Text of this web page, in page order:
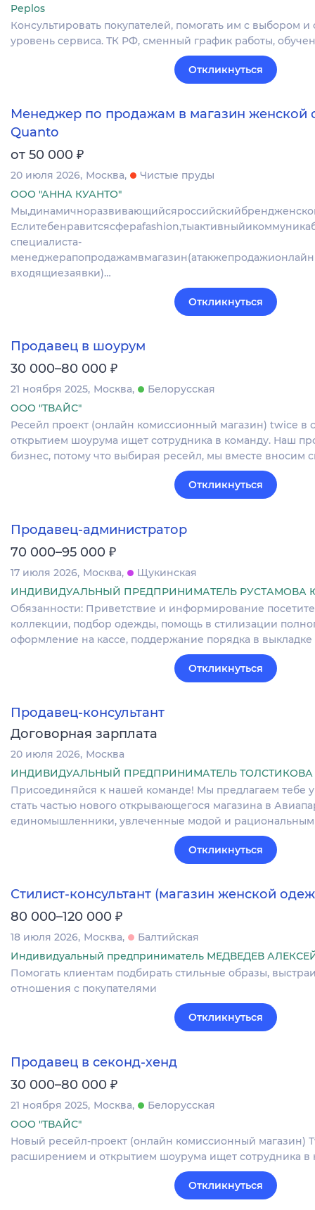
Peplos
Консультировать покупателей, помогать им с выбором
уровень сервиса. ТК РФ, сменный график работы,
Откликнуться
Менеджер по продажам в магазин женской
Quanto
от 50 000 ₽
20 июля 2026 Москва
Чистые пруды
ООО "АННА КУАНТО"
специалиста-
входящиезаявки)…
Откликнуться
Продавец в шоурум
30 000–80 000 ₽
21 ноября 2025 Москва
Белорусская
ООО "ТВАЙС"
Ресейл проект (онлайн комиссионный магазин) twice в
открытием шоурума ищет сотрудника в команду. Наш
бизнес, потому что выбирая ресейл, мы вместе вносим
Откликнуться
Продавец-администратор
70 000–95 000 ₽
17 июля 2026 Москва
Щукинская
ИНДИВИДУАЛЬНЫЙ ПРЕДПРИНИМАТЕЛЬ РУСТАМОВА
Обязанности: Приветствие и информирование
коллекции, подбор одежды, помощь в стилизации
оформление на кассе, поддержание порядка в
Откликнуться
Продавец-консультант
Договорная зарплата
20 июля 2026 Москва
ИНДИВИДУАЛЬНЫЙ ПРЕДПРИНИМАТЕЛЬ
Присоединяйся к нашей команде! Мы предлагаем тебе
стать частью нового открывающегося магазина в
единомышленники, увлеченные модой и
Откликнуться
Стилист-консультант (магазин женской
80 000–120 000 ₽
18 июля 2026 Москва
Балтийская
Индивидуальный предприниматель МЕДВЕДЕВ
Помогать клиентам подбирать стильные образы,
отношения с покупателями
Откликнуться
Продавец в секонд-хенд
30 000–80 000 ₽
21 ноября 2025 Москва
Белорусская
ООО "ТВАЙС"
Новый ресейл-проект (онлайн комиссионный магазин)
расширением и открытием шоурума ищет сотрудника в
Откликнуться